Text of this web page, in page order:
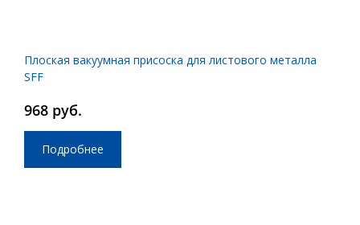
Плоская вакуумная присоска для листового металла
SFF
968 руб.
Подробнее